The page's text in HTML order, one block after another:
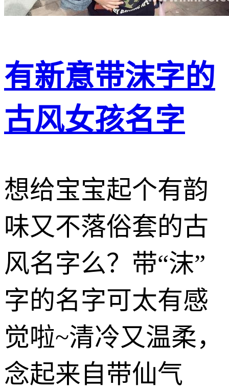
有新意带沫字的
古风女孩名字
想给宝宝起个有韵
味又不落俗套的古
风名字么？带“沫”
字的名字可太有感
觉啦~清冷又温柔，
念起来自带仙气